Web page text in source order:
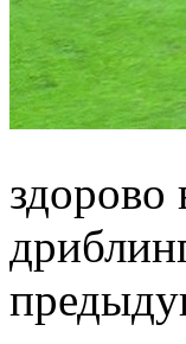
здорово